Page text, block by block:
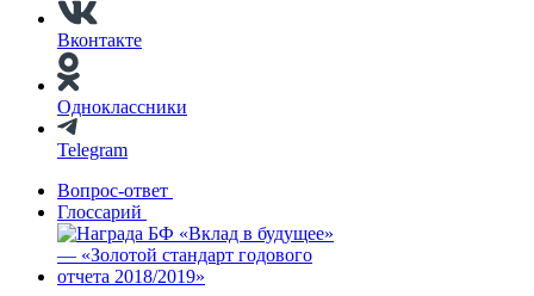
Вконтакте
Одноклассники
Telegram
Вопрос-ответ
Глоссарий